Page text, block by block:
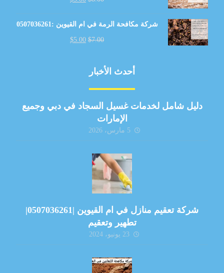
شركة مكافحة الرمة في ام القيوين :0507036261
$7.00
$5.00
أحدث الأخبار
دليل شامل لخدمات غسيل السجاد في دبي وجميع
الإمارات
5 مارس، 2026
شركة تعقيم منازل في ام القيوين |0507036261|
تطهير وتعقيم
23 يونيو، 2024